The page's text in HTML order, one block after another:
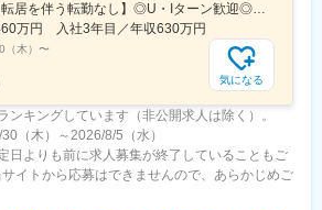
【全国42道府県／転居を伴う転勤なし】◎U・Iターン歓迎◎希望勤務地は選考前に選べます◎受動喫煙対策あり（屋内禁煙）◎オンライン面接実施中■北海道・東北北海道／青森／岩手／秋田／山形／福島■関東茨城／栃木／群馬／神奈川／埼玉／千葉■北陸・甲信越新潟／富山／石川／福井／長野／山梨■東海静岡／愛知／三重／岐阜■関西大阪／京都／滋賀／奈良／兵庫／和歌山■中国・四国広島／島根／岡山／山口／徳島／愛媛／香川■九州・沖縄福岡／大分／宮崎／鹿児島／熊本／長崎／沖縄＜オンライン面接実施中＞その他、下記「勤務地一覧」よりご確認ください藤枝営業所：静岡県静岡県島田市道悦3-14-2三島営業所：静岡県田方郡函南町肥田字南中道476中津川営業所：岐阜県中津川市中津川字大西667-1田辺営業所：和歌山県田辺市三栖字三反田130-5京都北営業所：京都府京都市北区上賀茂向縄手町16滑川営業所：富山県滑川市柳原字宮ノ東41-29※詳細は「会社概要」欄HPから
万円 入社3年目／年収630万円
木） 〜
気になる
ンキングしています（非公開求人は除く）。
（木）～2026/8/5（水）
日よりも前に求人募集が終了していることもご
イトから応募はできませんので、あらかじめご